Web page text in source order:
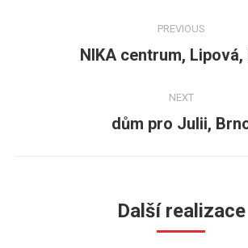
navigation
PREVIOUS
Previous
NIKA centrum, Lipová,
NEXT
Next
dům pro Julii,
Další realizace